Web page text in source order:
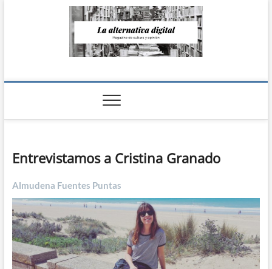
La Alternativa
Entrevistamos a Cristina Granado
Almudena Fuentes Puntas